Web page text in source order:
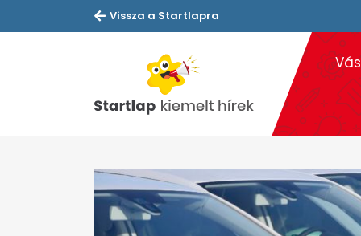
Vissza a Startlapra